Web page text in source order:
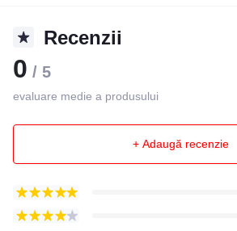
Recenzii
0 / 5
evaluare medie a produsului
+ Adaugă recenzie